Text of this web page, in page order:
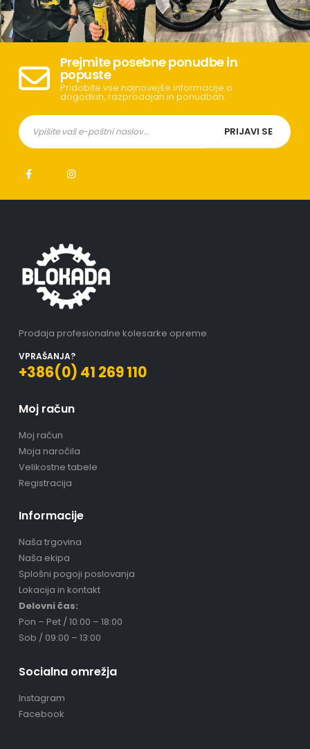
Prejmite posebne ponudbe in
popuste
Pridobite vse najnovejše informacije o
dogodkih, razprodajah in ponudbah.
Prodaja profesionalne kolesarke opreme.
VPRAŠANJA?
+386(0) 41 269 110
Moj račun
Moj račun
Moja naročila
Velikostne tabele
Registracija
Informacije
Naša trgovina
Naša ekipa
Splošni pogoji poslovanja
Lokacija in kontakt
Delovni čas:
Pon – Pet / 10:00 – 18:00
Sob / 09:00 – 13:00
Socialna omrežja
Instagram
Facebook